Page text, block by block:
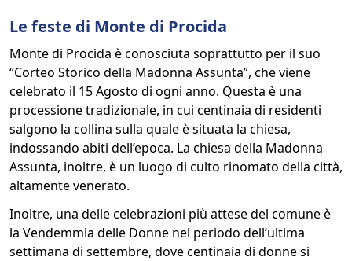
Le feste di Monte di Procida
Monte di Procida è conosciuta soprattutto per il suo
“Corteo Storico della Madonna Assunta”, che viene
celebrato il 15 Agosto di ogni anno. Questa è una
processione tradizionale, in cui centinaia di residenti
salgono la collina sulla quale è situata la chiesa,
indossando abiti dell’epoca. La chiesa della Madonna
Assunta, inoltre, è un luogo di culto rinomato della città,
altamente venerato.
Inoltre, una delle celebrazioni più attese del comune è
la Vendemmia delle Donne nel periodo dell’ultima
settimana di settembre, dove centinaia di donne si